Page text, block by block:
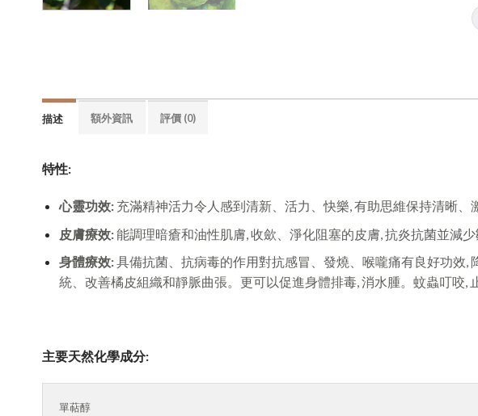
描述 額外資訊 評價 (0)
特性:
心靈功效:充滿精神活力令人感到清新、活力、快樂, 有助思維保持清晰
皮膚療效:能調理暗瘡和油性肌膚, 收歛、淨化阻塞的皮膚, 抗炎抗菌並減少
身體療效:具備抗菌、抗病毒的作用對抗感冒、發燒、喉嚨痛有良好功效
統、 改善橘皮組織和靜脈曲張。更可以促進身體排毒, 消水腫。蚊蟲叮咬,
主要天然化學成分:
單萜醇